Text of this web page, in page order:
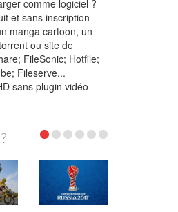
comme logiciel ?
et sans inscription
manga cartoon, un
ou site de
FileSonic; Hotfile;
Fileserve...
sans plugin vidéo